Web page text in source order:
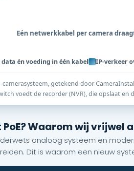
Eén netwerkkabel per camera
én voeding in één kabel IP-verkeer
camerasysteem, getekend door
voedt de recorder (NVR), die opslaat
Waarom wij vrijwel
analoog systeem en
Dit is waarom een nieuw